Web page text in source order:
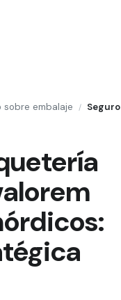
sobre embalaje /